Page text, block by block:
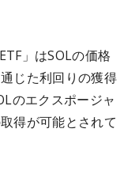
」はSOLの価格
じた利回りの獲得
のエクスポージャ
得が可能とされて